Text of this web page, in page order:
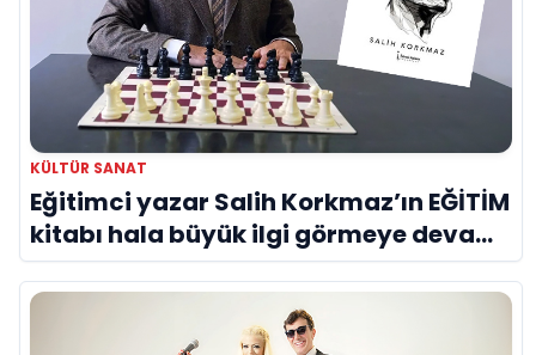
KÜLTÜR SANAT
Eğitimci yazar Salih Korkmaz’ın EĞİTİM
kitabı hala büyük ilgi görmeye devam
ediyor